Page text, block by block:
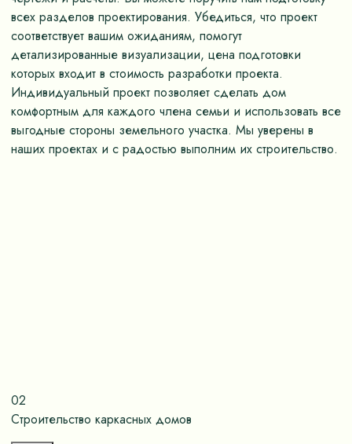
всех разделов проектирования. Убедиться, что проект
соответствует вашим ожиданиям, помогут
детализированные визуализации, цена подготовки
которых входит в стоимость разработки проекта.
Индивидуальный проект позволяет сделать дом
комфортным для каждого члена семьи и использовать все
выгодные стороны земельного участка. Мы уверены в
наших проектах и с радостью выполним их строительство.
02
Строительство каркасных домов